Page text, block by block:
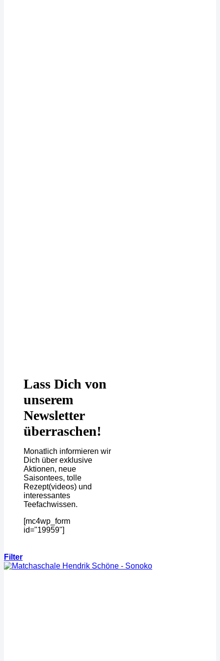
Lass Dich von
unserem
Newsletter
überraschen!
Monatlich informieren wir
Dich über exklusive
Aktionen, neue
Saisontees, tolle
Rezept(videos) und
interessantes
Teefachwissen.
[mc4wp_form
id="19959"]
Filter